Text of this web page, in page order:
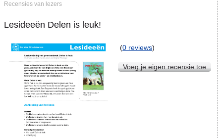
Recensies van lezers
Lesideeën Delen is leuk!
(0 reviews)
Voeg je eigen recensie toe